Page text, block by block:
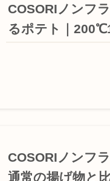
COSORIノンフ
るポテト｜
COSORIノンフ
通常の揚げ物と